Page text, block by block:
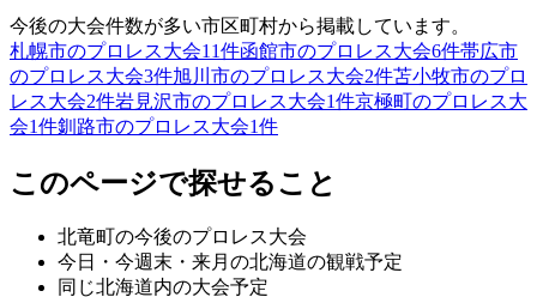
今後の大会件数が多い市区町村から掲載しています。
札幌市のプロレス大会11件函館市のプロレス大会6件帯広市
のプロレス大会3件旭川市のプロレス大会2件苫小牧市のプロ
レス大会2件岩見沢市のプロレス大会1件京極町のプロレス大
会1件釧路市のプロレス大会1件
このページで探せること
北竜町の今後のプロレス大会
今日・今週末・来月の北海道の観戦予定
同じ北海道内の大会予定